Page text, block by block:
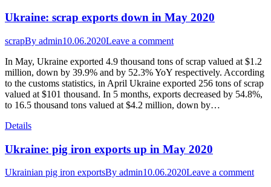
Ukraine: scrap exports down in May 2020
scrapBy admin10.06.2020Leave a comment
In May, Ukraine exported 4.9 thousand tons of scrap valued at $1.2
million, down by 39.9% and by 52.3% YoY respectively. According
to the customs statistics, in April Ukraine exported 256 tons of scrap
valued at $101 thousand. In 5 months, exports decreased by 54.8%,
to 16.5 thousand tons valued at $4.2 million, down by…
Details
Ukraine: pig iron exports up in May 2020
Ukrainian pig iron exportsBy admin10.06.2020Leave a comment